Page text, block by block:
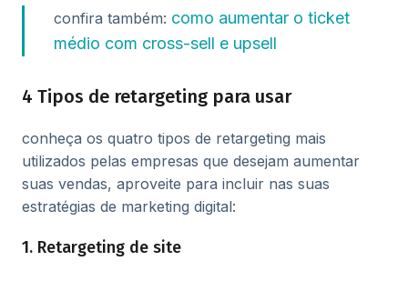
confira também: como aumentar o ticket
médio com cross-sell e upsell
4 Tipos de retargeting para usar
conheça os quatro tipos de retargeting mais
utilizados pelas empresas que desejam aumentar
suas vendas, aproveite para incluir nas suas
estratégias de marketing digital:
1. Retargeting de site